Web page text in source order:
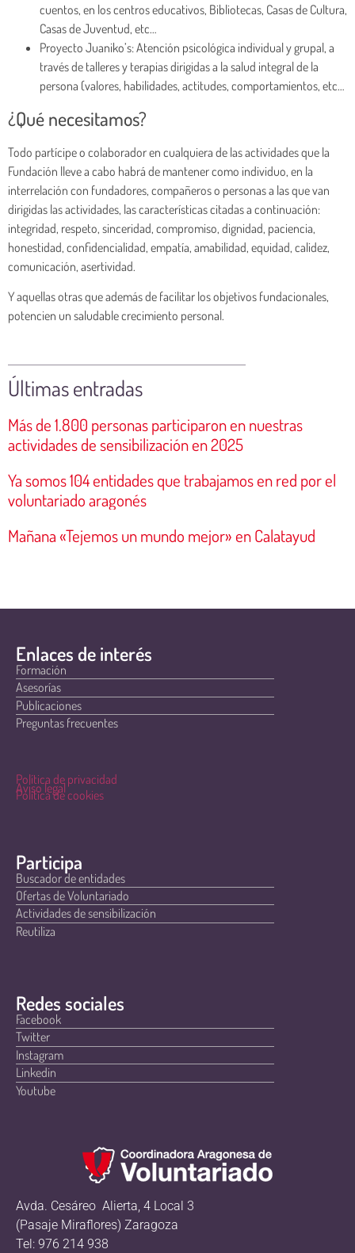
cuentos, en los centros educativos, Bibliotecas, Casas de Cultura,
Casas de Juventud, etc…
Proyecto Juaniko’s: Atención psicológica individual y grupal, a
través de talleres y terapias dirigidas a la salud integral de la
persona (valores, habilidades, actitudes, comportamientos, etc…
¿Qué necesitamos?
Todo partícipe o colaborador en cualquiera de las actividades que la
Fundación lleve a cabo habrá de mantener como individuo, en la
interrelación con fundadores, compañeros o personas a las que van
dirigidas las actividades, las características citadas a continuación:
integridad, respeto, sinceridad, compromiso, dignidad, paciencia,
honestidad, confidencialidad, empatía, amabilidad, equidad, calidez,
comunicación, asertividad.
Y aquellas otras que además de facilitar los objetivos fundacionales,
potencien un saludable crecimiento personal.
Últimas entradas
Más de 1.800 personas participaron en nuestras
actividades de sensibilización en 2025
Ya somos 104 entidades que trabajamos en red por el
voluntariado aragonés
Mañana «Tejemos un mundo mejor» en Calatayud
Enlaces de interés
Formación
Asesorías
Publicaciones
Preguntas frecuentes
Política de privacidad
Aviso legal
Política de cookies
Participa
Buscador de entidades
Ofertas de Voluntariado
Actividades de sensibilización
Reutiliza
Redes sociales
Facebook
Twitter
Instagram
Linkedin
Youtube
Avda. Cesáreo Alierta, 4 Local 3
(Pasaje Miraflores) Zaragoza
Tel: 976 214 938